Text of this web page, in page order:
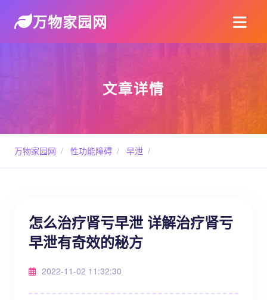
万物家园网
文章详情
万物家园网 / 性功能障碍 / 早泄 /
怎么治疗肾亏早泄 详解治疗肾亏
早泄有奇效的秘方
2022-11-02 11:32:30